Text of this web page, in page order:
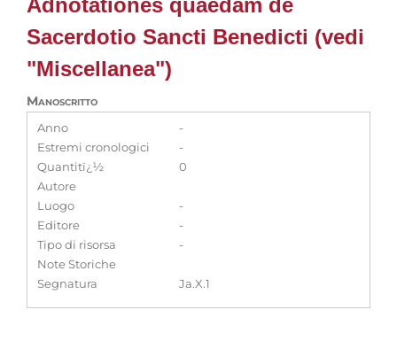
Adnotationes quaedam de
Sacerdotio Sancti Benedicti (vedi
"Miscellanea")
Manoscritto
Anno
-
Estremi cronologici
-
Quantitï¿½
0
Autore
Luogo
-
Editore
-
Tipo di risorsa
-
Note Storiche
Segnatura
Ja.X.1